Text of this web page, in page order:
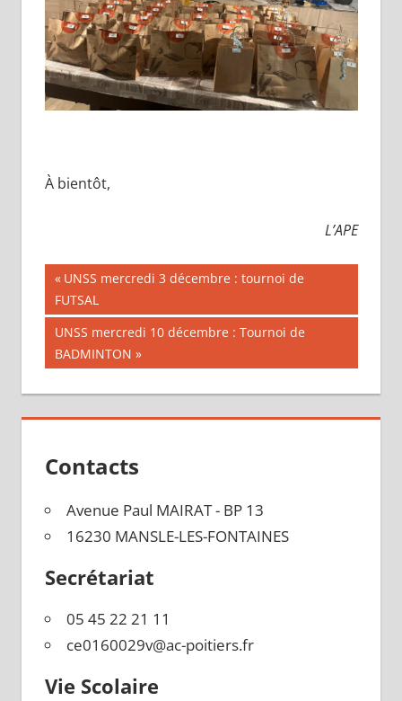
À bientôt,
L’APE
Navigation
de
l’article
Publication
précédente :
UNSS mercredi 3 décembre : tournoi de
FUTSAL
Publication
suivante :
UNSS mercredi 10 décembre : Tournoi de
BADMINTON
Contacts
Avenue Paul MAIRAT - BP 13
16230 MANSLE-LES-FONTAINES
Secrétariat
05 45 22 21 11
ce0160029v@ac-poitiers.fr
Vie Scolaire